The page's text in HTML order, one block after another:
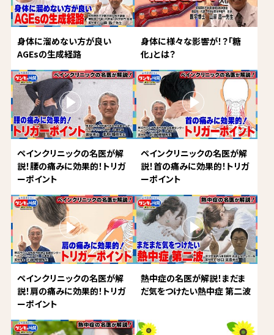
身体に溜めない方が良い
AGEsの生成経路
身体に様々な影響が！？「糖
化」とは？
ペインクリニックの名医が解
説！腰の痛みに効果的！トリガ
ーポイント
ペインクリニックの名医が解
説！首の痛みに効果的！トリガ
ーポイント
ペインクリニックの名医が解
説！肩の痛みに効果的！トリガ
ーポイント
熱中症の名医が解説！まだま
だ気をつけたい熱中症 第二波